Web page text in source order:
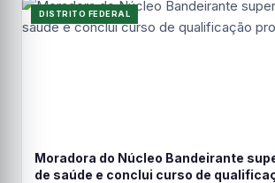
DISTRITO FEDERAL
Moradora do Núcleo Bandeirante
de saúde e conclui curso de